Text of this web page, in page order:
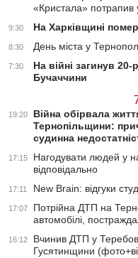
«Кристала» потрапив
9:30 На Харківщині
8:30 День міста у
7:30
На війні загинув
Бучаччини
19:20
Війна обірвала
Тернопільщини:
судинна
17:15
Нагодувати людей у
відповідально
17:11 New Brain: відгуки
17:07
Потрійна ДТП на
автомобілі,
16:12
Вчинив ДТП у
Гусятинщини